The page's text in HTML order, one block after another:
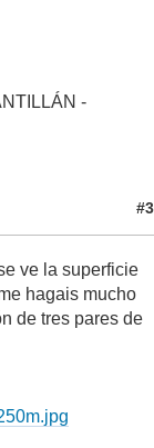
-
#3
ve la superficie
hagais mucho
de tres pares de